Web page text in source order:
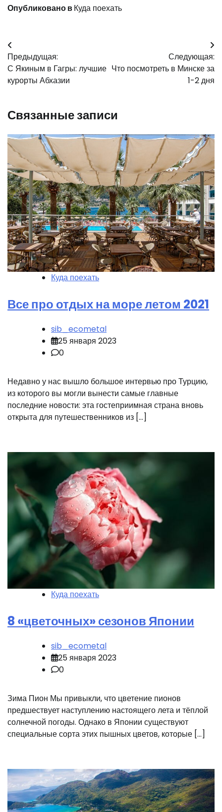
Опубликовано вКуда поехать
Навигация
по
записям
Предыдущая:
С Якиным в Гагры: лучшие
курорты Абхазии
Следующая:
Что посмотреть в Минске за
1-2 дня
Связанные записи
Куда поехать
Все про отдых на море летом 2021
sib_ecometal
25 января 2023
0
Недавно у нас вышло большое интервью про Турцию,
из которого вы могли вынести самые главные
последние новости: эта гостеприимная страна вновь
открыта для путешественников из […]
Куда поехать
8 «цветочных» сезонов Японии
sib_ecometal
25 января 2023
0
Зима Пион Мы привыкли, что цветение пионов
предшествует наступлению настоящего лета и тёплой
солнечной погоды. Однако в Японии существуют
специальные сорта этих пышных цветов, которые […]